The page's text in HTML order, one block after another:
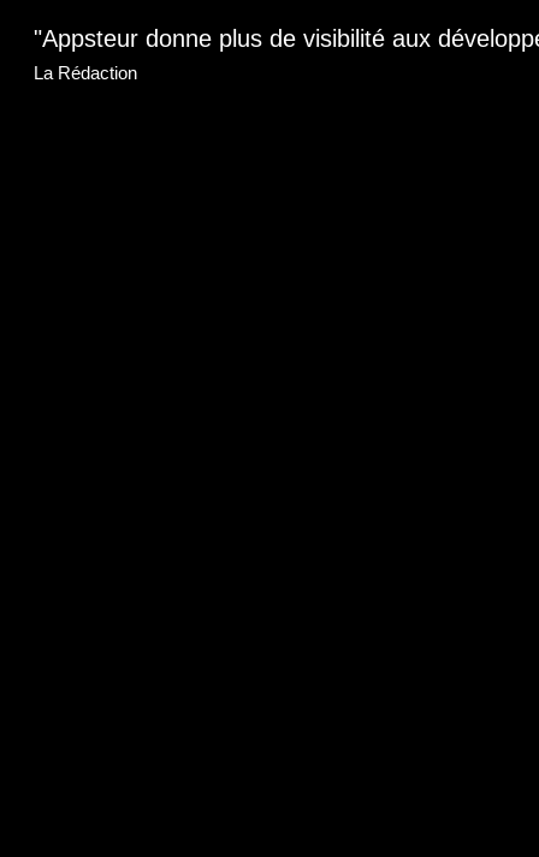
"Appsteur donne plus de visibilité aux
La Rédaction